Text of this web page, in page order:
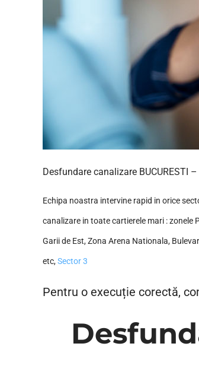
Desfundare canalizare BUCURESTI
Echipa noastra intervine rapid in orice
canalizare in toate cartierele mari : zonele
Garii de Est, Zona Arena Nationala,
etc,Sector 3
Pentru o execuție corectă,